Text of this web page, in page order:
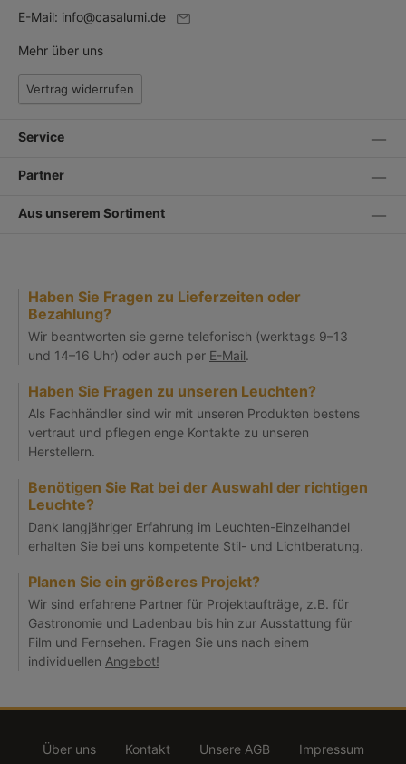
E-Mail: info@casalumi.de
Mehr über uns
Vertrag widerrufen
Service
Partner
Aus unserem Sortiment
Haben Sie Fragen zu Lieferzeiten oder
Bezahlung?
Wir beantworten sie gerne telefonisch (werktags 9–13
und 14–16 Uhr) oder auch per E-Mail.
Haben Sie Fragen zu unseren Leuchten?
Als Fachhändler sind wir mit unseren Produkten bestens
vertraut und pflegen enge Kontakte zu unseren
Herstellern.
Benötigen Sie Rat bei der Auswahl der richtigen
Leuchte?
Dank langjähriger Erfahrung im Leuchten-Einzelhandel
erhalten Sie bei uns kompetente Stil- und Lichtberatung.
Planen Sie ein größeres Projekt?
Wir sind erfahrene Partner für Projektaufträge, z.B. für
Gastronomie und Ladenbau bis hin zur Ausstattung für
Film und Fernsehen. Fragen Sie uns nach einem
individuellen Angebot!
Über uns Kontakt Unsere AGB Impressum